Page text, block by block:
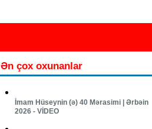
Ən çox oxunanlar
İmam Hüseynin (ə) 40 Mərasimi | Ərbəin
2026 - VİDEO